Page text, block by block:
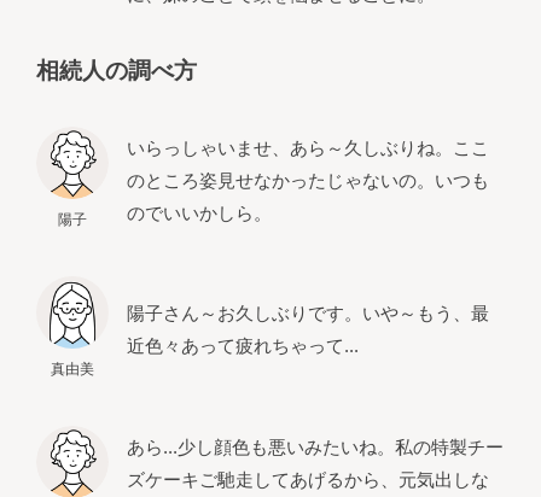
相続人の調べ方
陽子
いらっしゃいませ、あら～久しぶりね。ここ
のところ姿見せなかったじゃないの。いつも
のでいいかしら。
真由美
陽子さん～お久しぶりです。いや～もう、最
近色々あって疲れちゃって...
あら...少し顔色も悪いみたいね。私の特製チー
ズケーキご馳走してあげるから、元気出しな